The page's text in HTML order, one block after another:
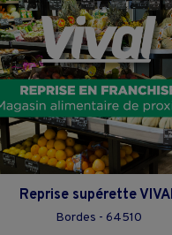
Reprise supérette
Bordes - 64510